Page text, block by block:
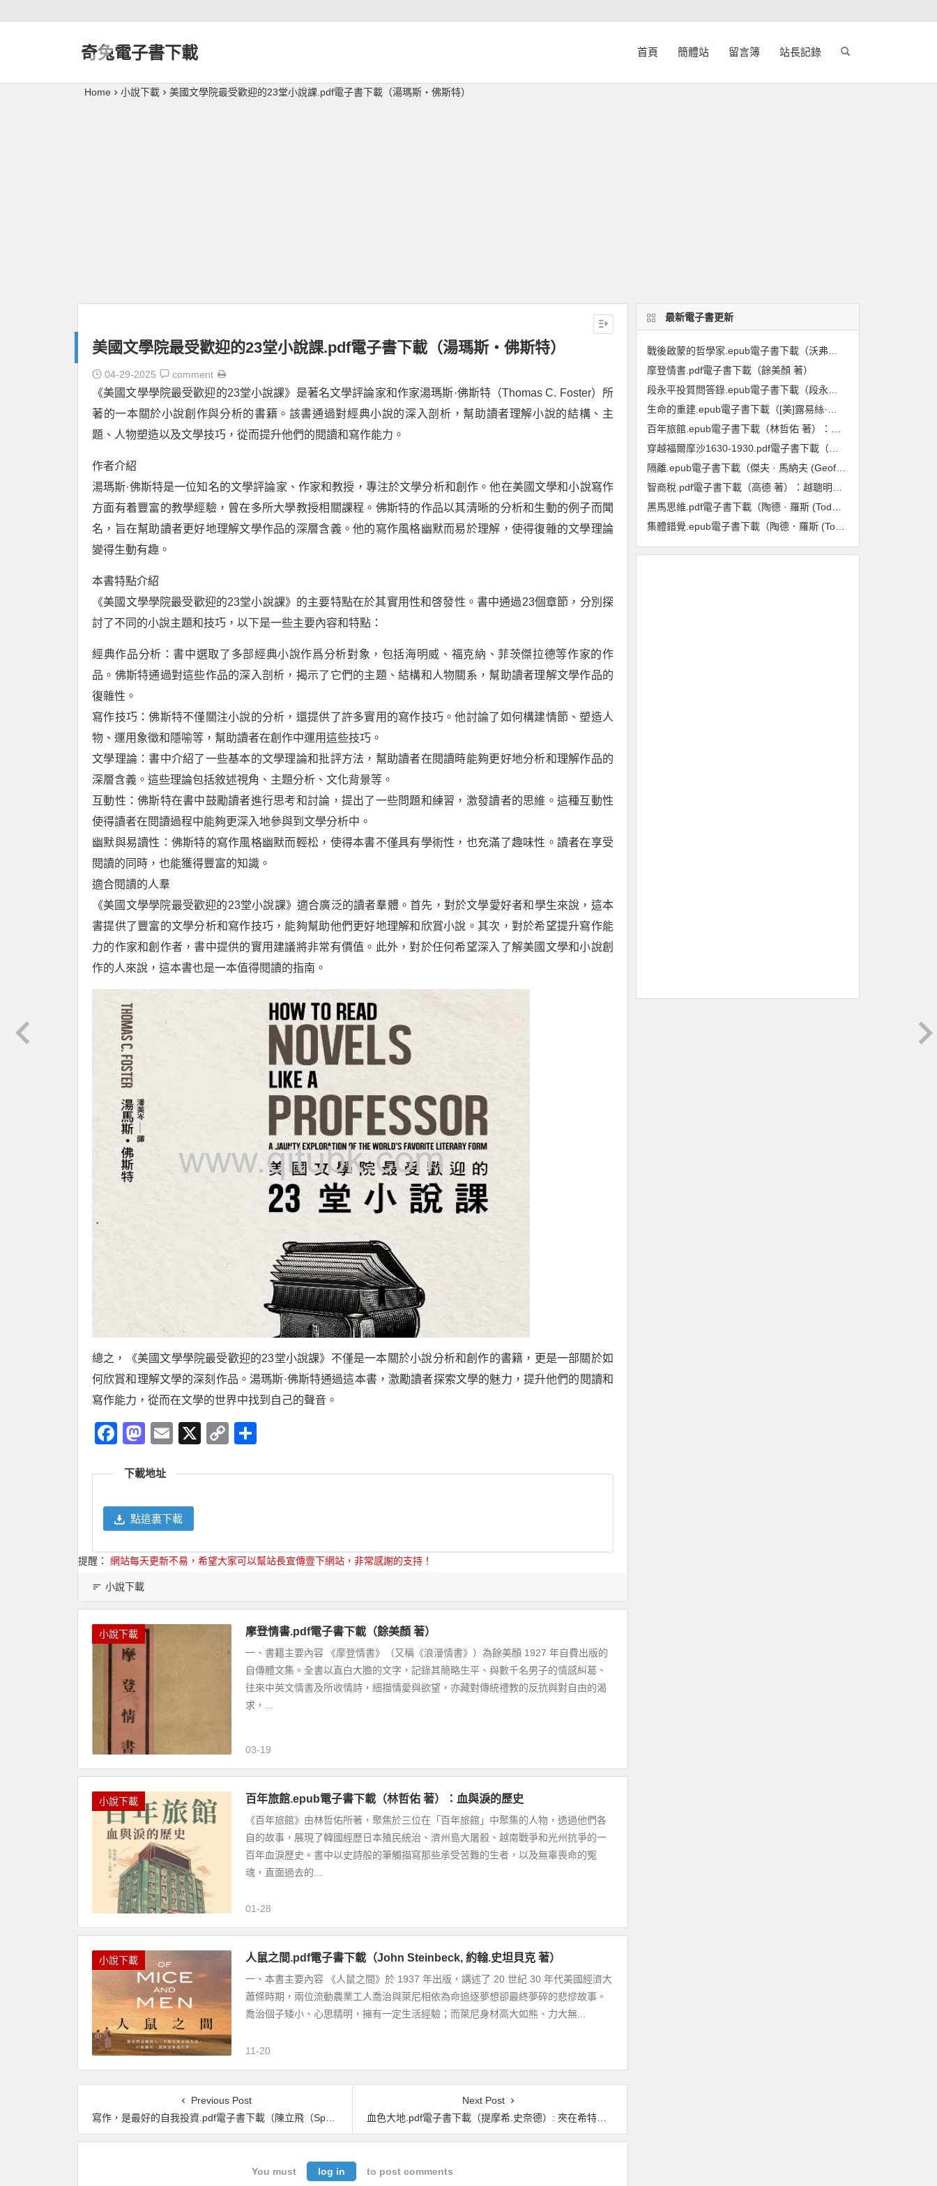
奇兔電子書下載 首頁 簡體站 留言簿 站長記錄
Home 小說下載 美國文學院最受歡迎的23堂小說課.pdf電子書下載（湯瑪斯・佛斯特）
美國文學院最受歡迎的23堂小說課.pdf電子書下載（湯瑪斯・佛斯特）
04-29-2025 comment
《美國文學學院最受歡迎的23堂小說課》是著名文學評論家和作家湯瑪斯·佛斯特（Thomas C. Foster）所
著的一本關於小說創作與分析的書籍。該書通過對經典小說的深入剖析，幫助讀者理解小說的結構、主
題、人物塑造以及文學技巧，從而提升他們的閱讀和寫作能力。
作者介紹
湯瑪斯·佛斯特是一位知名的文學評論家、作家和教授，專注於文學分析和創作。他在美國文學和小說寫作
方面有着豐富的教學經驗，曾在多所大學教授相關課程。佛斯特的作品以其清晰的分析和生動的例子而聞
名，旨在幫助讀者更好地理解文學作品的深層含義。他的寫作風格幽默而易於理解，使得復雜的文學理論
變得生動有趣。
本書特點介紹
《美國文學學院最受歡迎的23堂小說課》的主要特點在於其實用性和啓發性。書中通過23個章節，分別探
討了不同的小說主題和技巧，以下是一些主要內容和特點：
經典作品分析：書中選取了多部經典小說作爲分析對象，包括海明威、福克納、菲茨傑拉德等作家的作
品。佛斯特通過對這些作品的深入剖析，揭示了它們的主題、結構和人物關系，幫助讀者理解文學作品的
復雜性。
寫作技巧：佛斯特不僅關注小說的分析，還提供了許多實用的寫作技巧。他討論了如何構建情節、塑造人
物、運用象徵和隱喻等，幫助讀者在創作中運用這些技巧。
文學理論：書中介紹了一些基本的文學理論和批評方法，幫助讀者在閱讀時能夠更好地分析和理解作品的
深層含義。這些理論包括敘述視角、主題分析、文化背景等。
互動性：佛斯特在書中鼓勵讀者進行思考和討論，提出了一些問題和練習，激發讀者的思維。這種互動性
使得讀者在閱讀過程中能夠更深入地參與到文學分析中。
幽默與易讀性：佛斯特的寫作風格幽默而輕松，使得本書不僅具有學術性，也充滿了趣味性。讀者在享受
閱讀的同時，也能獲得豐富的知識。
適合閱讀的人羣
《美國文學學院最受歡迎的23堂小說課》適合廣泛的讀者羣體。首先，對於文學愛好者和學生來說，這本
書提供了豐富的文學分析和寫作技巧，能夠幫助他們更好地理解和欣賞小說。其次，對於希望提升寫作能
力的作家和創作者，書中提供的實用建議將非常有價值。此外，對於任何希望深入了解美國文學和小說創
作的人來說，這本書也是一本值得閱讀的指南。
總之，《美國文學學院最受歡迎的23堂小說課》不僅是一本關於小說分析和創作的書籍，更是一部關於如
何欣賞和理解文學的深刻作品。湯瑪斯·佛斯特通過這本書，激勵讀者探索文學的魅力，提升他們的閱讀和
寫作能力，從而在文學的世界中找到自己的聲音。
Facebook
Mastodon
Email
X
Copy
下載地址
點這裏下載
提醒： 網站每天更新不易，希望大家可以幫站長宣傳壹下網站，非常感謝的支持！
小說下載
小說下載 摩登情書.pdf電子書下載（餘美顏 著）
一、書籍主要內容 《摩登情書》（又稱《浪漫情書》）為餘美顏 1927 年自費出版的
自傳體文集。全書以直白大膽的文字，記錄其簡略生平、與數千名男子的情感糾葛、
往來中英文情書及所收情詩，細描情愛與欲望，亦藏對傳統禮教的反抗與對自由的渴
求，...
03-19
小說下載 百年旅館.epub電子書下載（林哲佑 著）：血與淚的歷史
《百年旅館》由林哲佑所著，聚焦於三位在「百年旅館」中聚集的人物，透過他們各
自的故事，展現了韓國經歷日本殖民統治、濟州島大屠殺、越南戰爭和光州抗爭的一
百年血淚歷史。書中以史詩般的筆觸描寫那些承受苦難的生者，以及無辜喪命的冤
魂，直面過去的...
01-28
小說下載 人鼠之間.pdf電子書下載（John Steinbeck, 約翰.史坦貝克 著）
一、本書主要內容 《人鼠之間》於 1937 年出版，講述了 20 世紀 30 年代美國經濟大
蕭條時期，兩位流動農業工人喬治與萊尼相依為命追逐夢想卻最終夢碎的悲慘故事。
喬治個子矮小、心思精明，擁有一定生活經驗；而萊尼身材高大如熊、力大無...
11-20
Previous Post
寫作，是最好的自我投資.pdf電子書下載（陳立飛（Spenser）著）
Next Post
血色大地.pdf電子書下載（提摩希.史奈德）: 夾在希特勒與史達林之間的東歐
You must log in to post comments
最新電子書更新
摩登情書.pdf電子書下載（餘美顏 著）